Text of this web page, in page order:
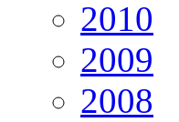
2010
2009
2008